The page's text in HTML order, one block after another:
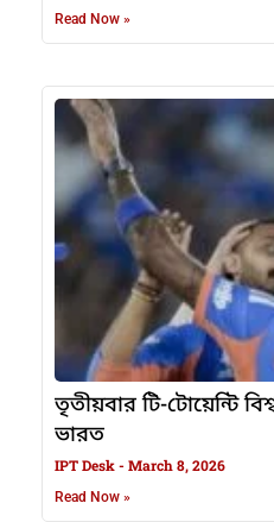
Read Now »
তৃতীয়বার টি-টোয়েন্টি
ভারত
IPT Desk March 8, 2026
Read Now »